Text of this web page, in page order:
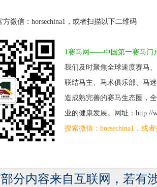
微信：horsechina1，或者扫描以下二维码
1赛马网——中国第一赛马门
我们及时聚焦全球速度赛马
联结马主、马术俱乐部、马
造成熟完善的赛马生态圈，
业的健康发展。网址：http://
搜索微信：horsechina1，或
分内容来自互联网，若有